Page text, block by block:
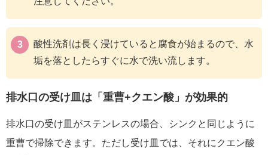
酸性洗剤は長く浸けていると腐食が始まるので、水
垢を落としたらすぐに水で洗い流します。
排水口の受け皿は「重曹+クエン酸」が効果的
排水口の受け皿がステンレスの場合、シンクと同じように
重曹で掃除できます。ただし受け皿では、それにクエン酸